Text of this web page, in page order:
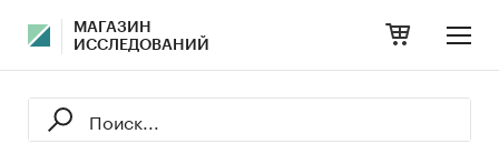
МАГАЗИН
ИССЛЕДОВАНИЙ